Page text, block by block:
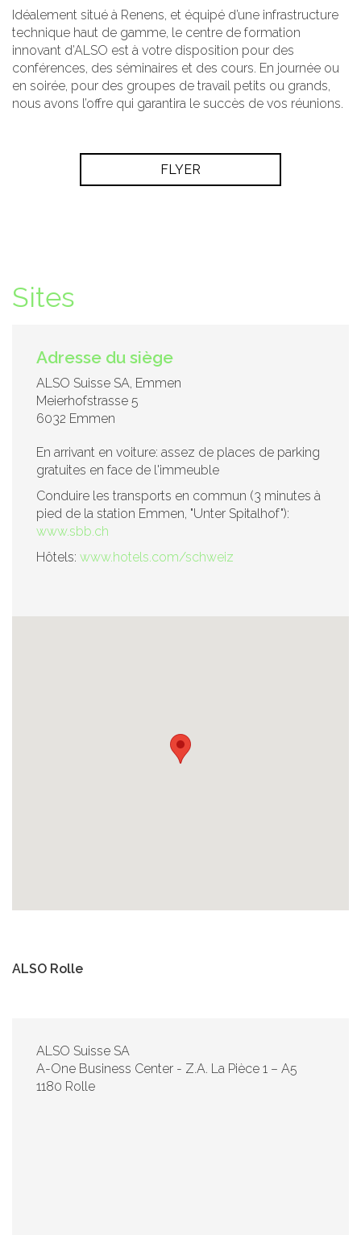
Idéalement situé à Renens, et équipé d’une infrastructure
technique haut de gamme, le centre de formation
innovant d’ALSO est à votre disposition pour des
conférences, des séminaires et des cours. En journée ou
en soirée, pour des groupes de travail petits ou grands,
nous avons l’offre qui garantira le succès de vos réunions.
FLYER
Sites
Adresse du siège
ALSO Suisse SA, Emmen
Meierhofstrasse 5
6032 Emmen
En arrivant en voiture: assez de places de parking
gratuites en face de l'immeuble
Conduire les transports en commun (3 minutes à
pied de la station Emmen, "Unter Spitalhof"):
www.sbb.ch
Hôtels: www.hotels.com/schweiz
ALSO Rolle
ALSO Suisse SA
A-One Business Center - Z.A. La Pièce 1 – A5
1180 Rolle